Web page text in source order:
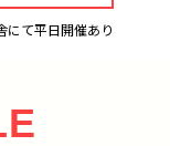
て平日開催あり